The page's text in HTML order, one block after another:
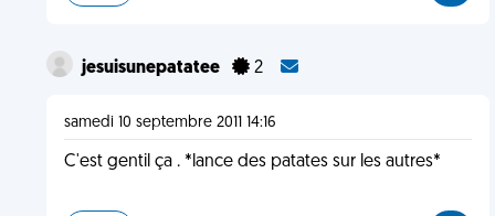
jesuisunepatatee 2
samedi 10 septembre 2011 14:16
C'est gentil ça . *lance des patates sur les autres*